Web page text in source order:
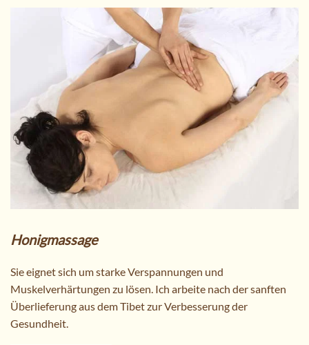
Honigmassage
Sie eignet sich um starke Verspannungen und
Muskelverhärtungen zu lösen. Ich arbeite nach der sanften
Überlieferung aus dem Tibet zur Verbesserung der
Gesundheit.